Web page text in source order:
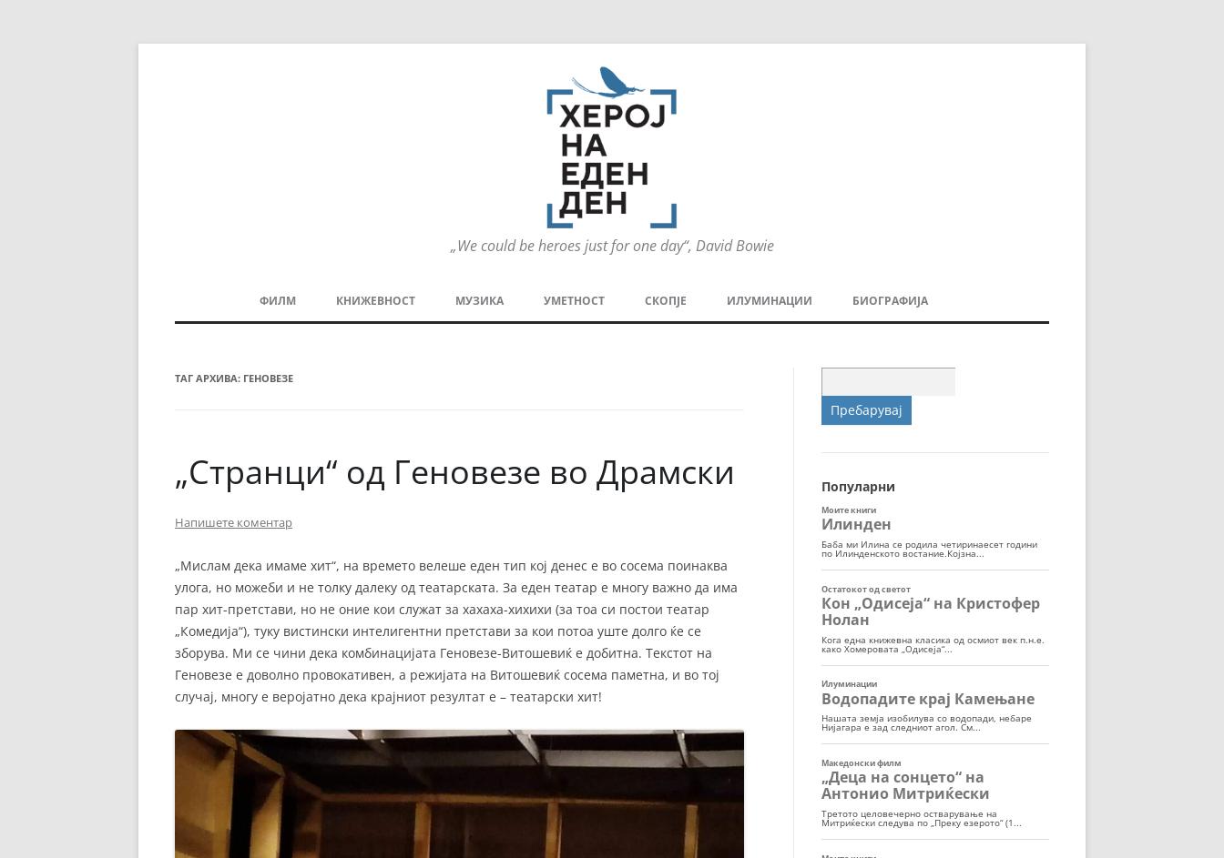
„We could be heroes just for one day“, David Bowie
содржината
ФИЛМ
ЖАНРОВИ
ФИЛМОПОЛИС
КНИЖЕВНОСТ МУЗИКА УМЕТНОСТ СКОПЈЕ ИЛУМИНАЦИИ
СПОРТ
БИОГРАФИЈА
ТАГ АРХИВА: ГЕНОВЕЗЕ
„Странци“ од Геновезе во Драмски
Напишете коментар
„Мислам дека имаме хит“, на времето велеше еден тип кој денес е во сосема поинаква
улога, но можеби и не толку далеку од театарската. За еден театар е многу важно да има
пар хит-претстави, но не оние кои служат за хахаха-хихихи (за тоа си постои театар
„Комедија“), туку вистински интелигентни претстави за кои потоа уште долго ќе се
зборува. Ми се чини дека комбинацијата Геновезе-Витошевиќ е добитна. Текстот на
Геновезе е доволно провокативен, а режијата на Витошевиќ сосема паметна, и во тој
случај, многу е веројатно дека крајниот резултат е – театарски хит!
за:
Популарни